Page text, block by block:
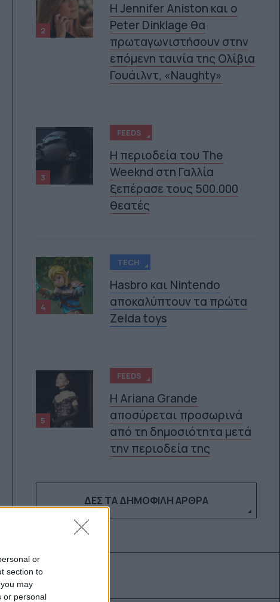
or
section to
may
or personal
2
Η Jennifer Aniston και ο
Peter Dinklage θα
πρωταγωνιστήσουν στην
επόμενη ταινία της Ολίβια
Γουάιλντ, «Naughty»
3
FEEDS
Η περιοδεία του The
Weeknd στη Γαλλία
ξεπέρασε τους 500.000
θεατές
4
TECH
Hasbro και Nintendo
αποκαλύπτουν τα πρώτα
Zelda toys
5
FEEDS
Η Ariana Grande
αποσύρεται προσωρινά
από τη δημοσιότητα μετά
την περιοδεία της
ΔΕΣ ΤΑ ΔΗΜΟΦΙΛΉ ΆΡΘΡΑ